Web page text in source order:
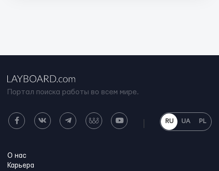
Портал поиска работы во всем мире.
RU UA PL
О нас
Карьера